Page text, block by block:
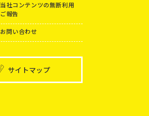
当社コンテンツの無断利用
ご報告
お問い合わせ
サイトマップ